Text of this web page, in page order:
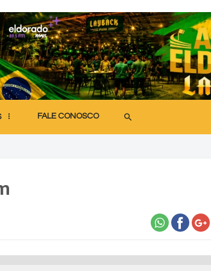
FALE CONOSCO search